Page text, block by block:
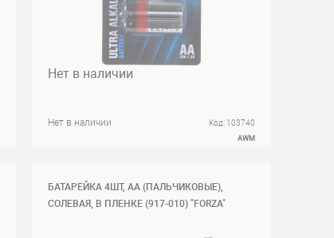
Нет в наличии Код: 103740
AWM
Нет в наличии
БАТАРЕЙКА 4ШТ, АА (ПАЛЬЧИКОВЫЕ),
СОЛЕВАЯ, В ПЛЕНКЕ (917-010) "FORZA"